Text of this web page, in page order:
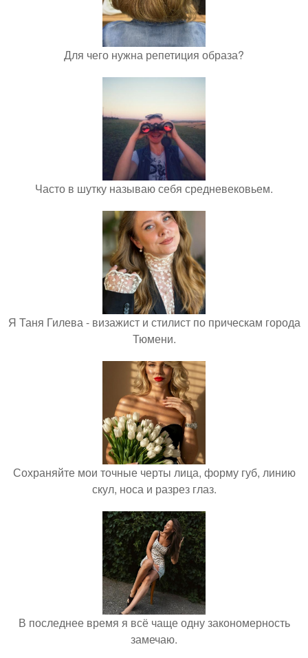
Для чего нужна репетиция образа?
Часто в шутку называю себя средневековьем.
Я Таня Гилева - визажист и стилист по прическам города
Тюмени.
Сохраняйте мои точные черты лица, форму губ, линию
скул, носа и разрез глаз.
В последнее время я всё чаще одну закономерность
замечаю.